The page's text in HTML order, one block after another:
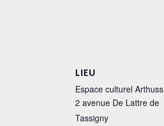
LIEU
Espace culturel Arthuss
2 avenue De Lattre de
Tassigny